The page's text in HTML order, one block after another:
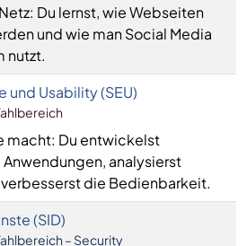
Du lernst, wie Webseiten
und wie man Social Media
nutzt.
Usability (SEU)
macht: Du entwickelst
analysierst
die Bedienbarkeit.
(SID)
– Security